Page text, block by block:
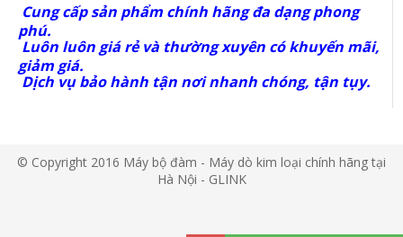
Cung cấp sản phẩm chính hãng đa dạng phong
phú.
Luôn luôn giá rẻ và thường xuyên có khuyến mãi,
giảm giá.
Dịch vụ bảo hành tận nơi nhanh chóng, tận tụy.
© Copyright 2016 Máy bộ đàm - Máy dò kim loại chính hãng tại
Hà Nội - GLINK